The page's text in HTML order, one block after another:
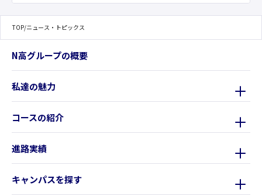
TOP/ニュース・トピックス
N高グループの概要
私達の魅力
コースの紹介
進路実績
キャンパスを探す